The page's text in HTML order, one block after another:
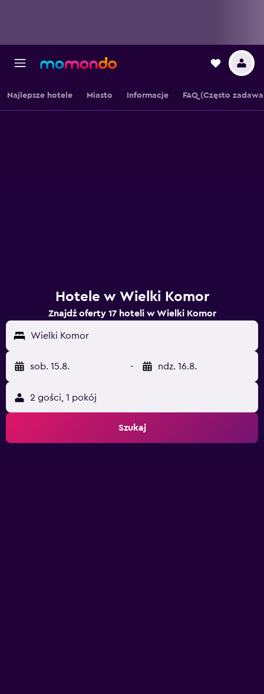
Najlepsze hotele Miasto Informacje FAQ (Często
Hotele w Wielki Komor
Znajdź oferty 17 hoteli w Wielki Komor
Wielki Komor
sob. 15.8. - ndz. 16.8.
2 gości, 1 pokój
Szukaj